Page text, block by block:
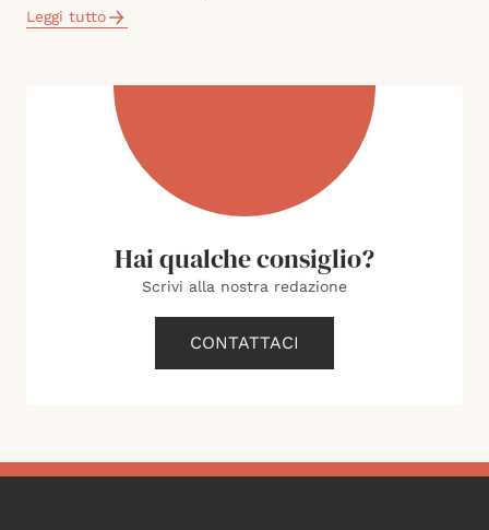
Leggi tutto
Hai qualche consiglio?
Scrivi alla nostra redazione
CONTATTACI